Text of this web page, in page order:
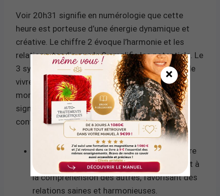
Voir 20h31 signifie en numérologie que cette
heure est porteuse d’une énergie dynamique et
créative. Le chiffre 2 évoque l’harmonie et les
relations, tandis que le 0 amplifie les potentiels. Le
3 symbolise l’expression personnelle et la joie de
vivre. Ensemble, ces chiffres suggèrent un
moment propice pour établir des connexions
significatives et exprimer ses idées avec
confiance.
Ce chiffre représente la dualité, l’équilibre
et la coopération. Il incite à la diplomatie et à
la compréhension des autres, favorisant des
relations saines et harmonieuses.
×